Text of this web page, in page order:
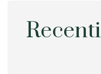
Recenti